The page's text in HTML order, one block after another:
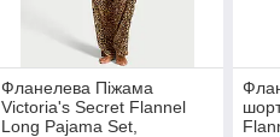
Фланелева Піжама
Victoria's Secret Flannel
Long Pajama Set,